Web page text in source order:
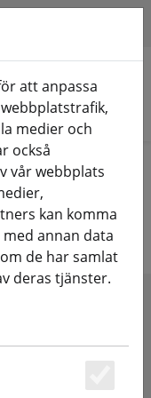
att anpassa
medier och
också
vår webbplats
kan komma
annan data
de har samlat
deras tjänster.